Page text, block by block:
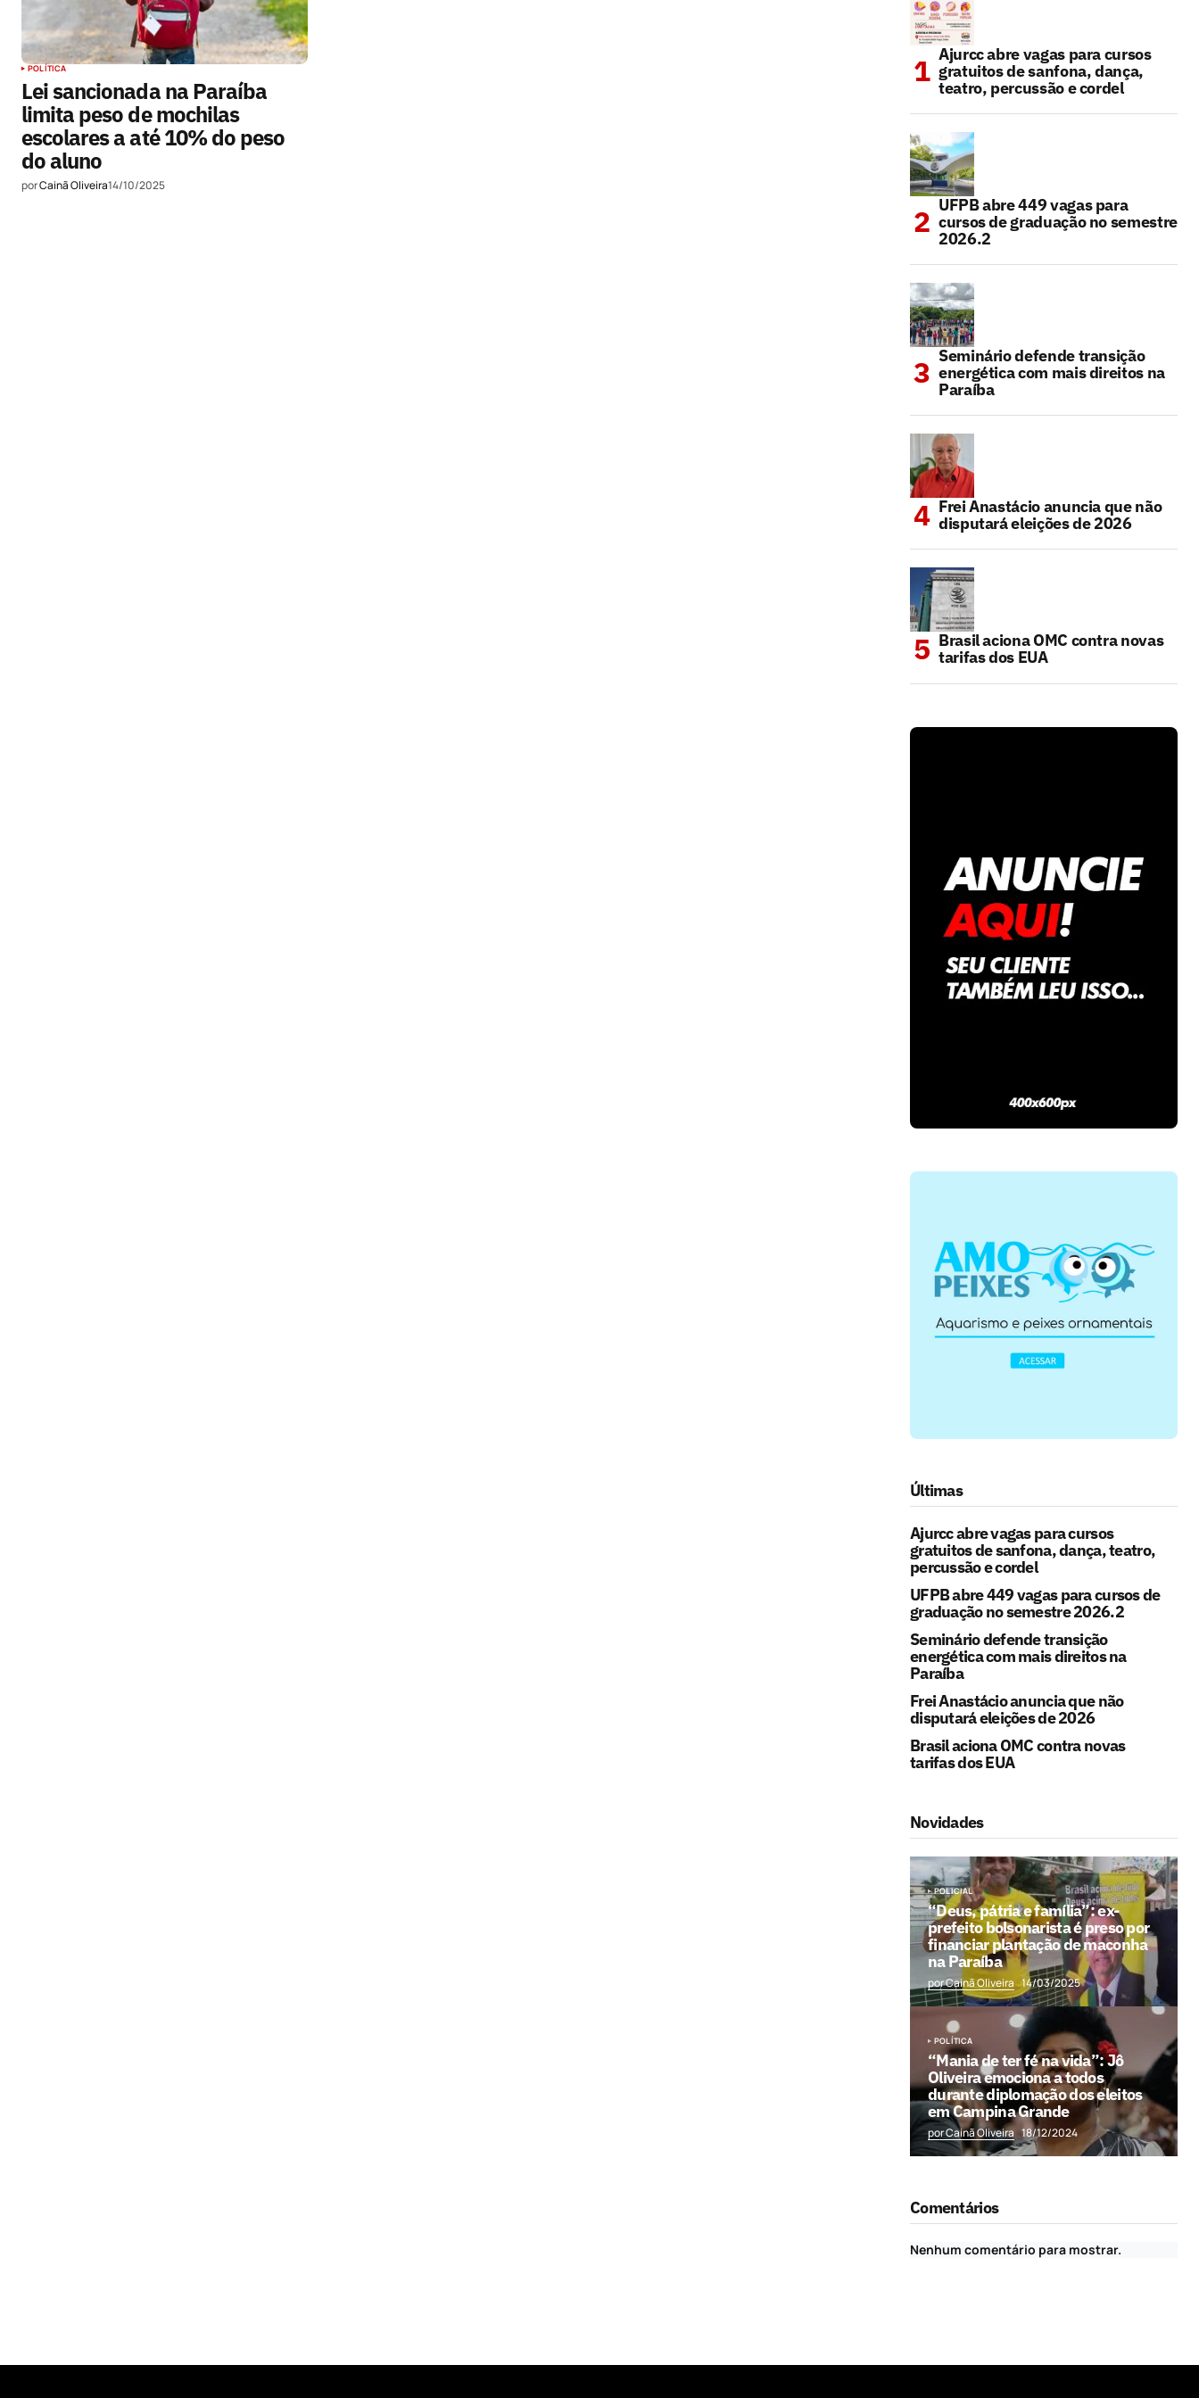
POLÍTICA
Lei sancionada na Paraíba
limita peso de mochilas
escolares a até 10% do peso
do aluno
porCainã Oliveira14/10/2025
Ajurcc abre vagas para cursos
gratuitos de sanfona, dança,
teatro, percussão e cordel
UFPB abre 449 vagas para
cursos de graduação no semestre
2026.2
Seminário defende transição
energética com mais direitos na
Paraíba
Frei Anastácio anuncia que não
disputará eleições de 2026
Brasil aciona OMC contra novas
tarifas dos EUA
Últimas
Ajurcc abre vagas para cursos
gratuitos de sanfona, dança, teatro,
percussão e cordel
UFPB abre 449 vagas para cursos de
graduação no semestre 2026.2
Seminário defende transição
energética com mais direitos na
Paraíba
Frei Anastácio anuncia que não
disputará eleições de 2026
Brasil aciona OMC contra novas
tarifas dos EUA
Novidades
POLICIAL
“Deus, pátria e família”: ex-
prefeito bolsonarista é preso por
financiar plantação de maconha
na Paraíba
por Cainã Oliveira 14/03/2025
POLÍTICA
“Mania de ter fé na vida”: Jô
Oliveira emociona a todos
durante diplomação dos eleitos
em Campina Grande
por Cainã Oliveira 18/12/2024
Comentários
Nenhum comentário para mostrar.